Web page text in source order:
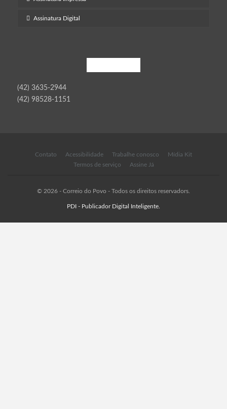
Assinatura Digital
(42) 3635-2944
(42) 98528-1151
Contato Acessibilidade Trabalhe conosco
Mídia Kit
Termos de serviço
Assine Já
© 2026 - Correio do Povo - Todos os direitos reservadors.
PDI - Publicador Digital Inteligente.